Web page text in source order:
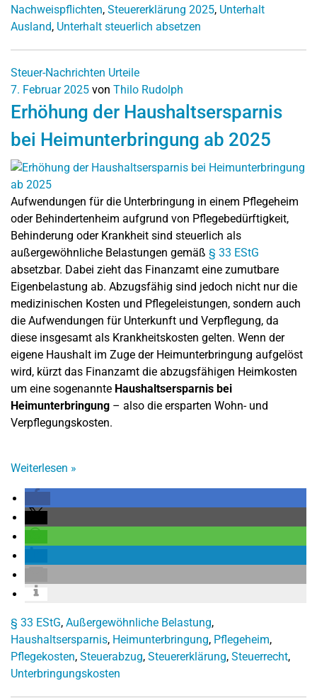
Nachweispflichten, Steuererklärung 2025, Unterhalt
Ausland, Unterhalt steuerlich absetzen
Steuer-Nachrichten Urteile
7. Februar 2025 von Thilo Rudolph
Erhöhung der Haushaltsersparnis
bei Heimunterbringung ab 2025
Aufwendungen für die Unterbringung in einem Pflegeheim
oder Behindertenheim aufgrund von Pflegebedürftigkeit,
Behinderung oder Krankheit sind steuerlich als
außergewöhnliche Belastungen gemäß § 33 EStG
absetzbar. Dabei zieht das Finanzamt eine zumutbare
Eigenbelastung ab. Abzugsfähig sind jedoch nicht nur die
medizinischen Kosten und Pflegeleistungen, sondern auch
die Aufwendungen für Unterkunft und Verpflegung, da
diese insgesamt als Krankheitskosten gelten. Wenn der
eigene Haushalt im Zuge der Heimunterbringung aufgelöst
wird, kürzt das Finanzamt die abzugsfähigen Heimkosten
um eine sogenannte Haushaltsersparnis bei
Heimunterbringung – also die ersparten Wohn- und
Verpflegungskosten.
Weiterlesen »
§ 33 EStG, Außergewöhnliche Belastung,
Haushaltsersparnis, Heimunterbringung, Pflegeheim,
Pflegekosten, Steuerabzug, Steuererklärung, Steuerrecht,
Unterbringungskosten